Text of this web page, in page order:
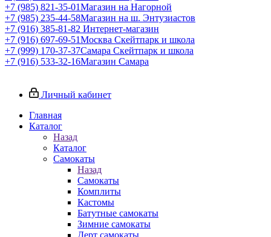
+7 (985) 821-35-01Магазин на Нагорной
+7 (985) 235-44-58Магазин на ш. Энтузиастов
+7 (916) 385-81-82 Интернет-магазин
+7 (916) 697-69-51Москва Скейтпарк и школа
+7 (999) 170-37-37Самара Скейтпарк и школа
+7 (916) 533-32-16Магазин Самара
Личный кабинет
Главная
Каталог
Назад
Каталог
Самокаты
Назад
Самокаты
Комплиты
Кастомы
Батутные самокаты
Зимние самокаты